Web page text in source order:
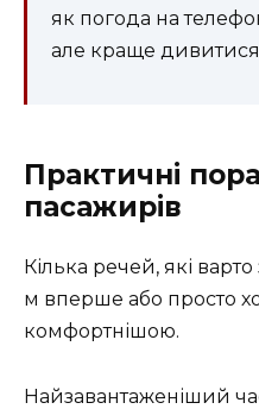
як погода на
але краще дивитися,
Практичні
пасажирів
Кілька речей, які
м вперше або просто
комфортнішою.
Найзавантаженіший